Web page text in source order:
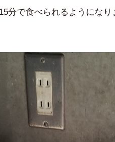
分で食べられるようになり